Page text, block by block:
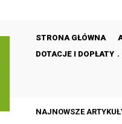
STRONA GŁÓWNA
DOTACJE I DOPŁATY
NAJNOWSZE